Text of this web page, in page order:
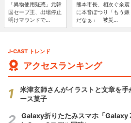
「異物使用疑惑」元韓
国セーブ王、出場停止
明けマウンドで...
熊本市長、相次ぐ余震
に本音ぽつり「もう嫌
だなぁ」 被災...
J-CAST トレンド
アクセスランキング
米津玄師さんがイラストと文章を
ース菓子
Galaxy折りたたみスマホ「